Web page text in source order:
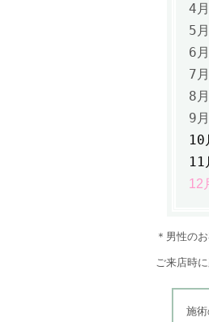
4
5
6
7
8
9
10
11
12
＊男性の
ご来店時
施